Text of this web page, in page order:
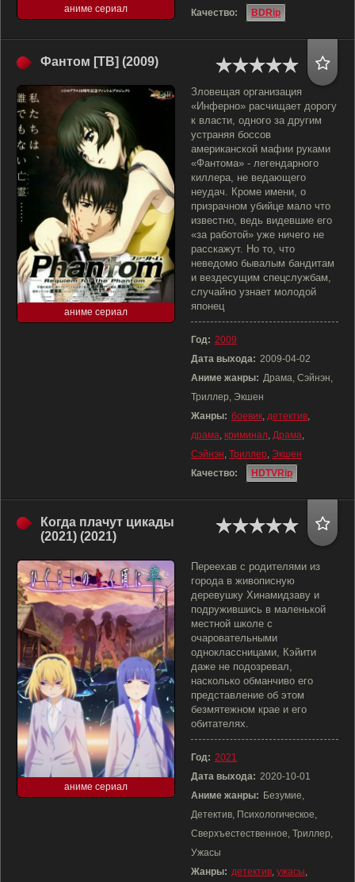
аниме сериал
Качество:
BDRip
Фантом [ТВ] (2009)
аниме сериал
Зловещая организация
«Инферно» расчищает дорогу
к власти, одного за другим
устраняя боссов
американской мафии руками
«Фантома» - легендарного
киллера, не ведающего
неудач. Кроме имени, о
призрачном убийце мало что
известно, ведь видевшие его
«за работой» уже ничего не
расскажут. Но то, что
неведомо бывалым бандитам
и вездесущим спецслужбам,
случайно узнает молодой
японец
Год: 2009
Дата выхода: 2009-04-02
Аниме жанры: Драма, Сэйнэн,
Триллер, Экшен
Жанры: боевик, детектив,
драма, криминал, Драма,
Сэйнэн, Триллер, Экшен
Качество:
HDTVRip
Когда плачут цикады
(2021) (2021)
аниме сериал
Переехав с родителями из
города в живописную
деревушку Хинамидзаву и
подружившись в маленькой
местной школе с
очаровательными
одноклассницами, Кэйити
даже не подозревал,
насколько обманчиво его
представление об этом
безмятежном крае и его
обитателях.
Год: 2021
Дата выхода: 2020-10-01
Аниме жанры: Безумие,
Детектив, Психологическое,
Сверхъестественное, Триллер,
Ужасы
Жанры: детектив, ужасы,